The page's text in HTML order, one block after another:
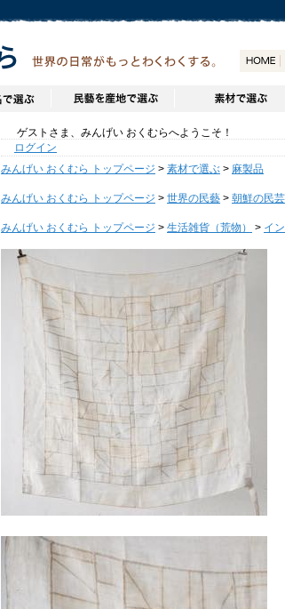
ゲストさま、みんげい おくむらへようこそ！
ログイン
みんげい おくむら トップページ > 素材で選ぶ > 麻製品
みんげい おくむら トップページ > 世界の民藝 > 朝鮮の民芸
みんげい おくむら トップページ > 生活雑貨（荒物） > イ